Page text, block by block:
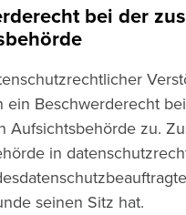
bei der
ein Beschwerderecht
Aufsichtsbehörde zu.
in
seinen Sitz hat.